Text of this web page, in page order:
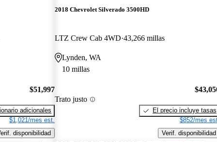
$51,997
adicionales
$1,021/mes est.
disponibilidad
2018 Chevrolet Silverado 3500HD
LTZ Crew Cab 4WD 43,266 millas
Lynden, WA
10 millas
Trato justo
El precio incluye tasas
$852/mes
Verif. disponibilidad